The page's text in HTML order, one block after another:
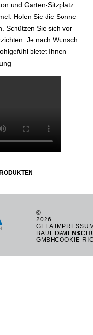
und Garten-Sitzplatz
Holen Sie die Sonne
Schützen Sie sich vor
Je nach Wunsch
bietet Ihnen
©
2026
GELA
BAUELEMENTE
GMBHCOOKIE-